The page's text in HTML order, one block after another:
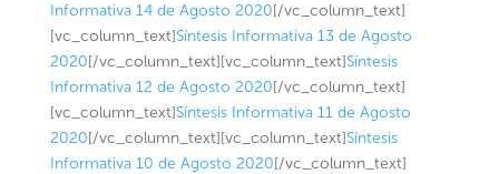
Informativa 14 de Agosto 2020[/vc_column_text]
[vc_column_text]Síntesis Informativa 13 de Agosto
2020[/vc_column_text][vc_column_text]Síntesis
Informativa 12 de Agosto 2020[/vc_column_text]
[vc_column_text]Síntesis Informativa 11 de Agosto
2020[/vc_column_text][vc_column_text]Síntesis
Informativa 10 de Agosto 2020[/vc_column_text]